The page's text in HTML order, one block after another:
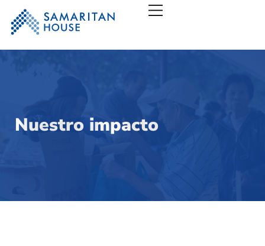
Casa Samaritana – San
Nuestro impacto